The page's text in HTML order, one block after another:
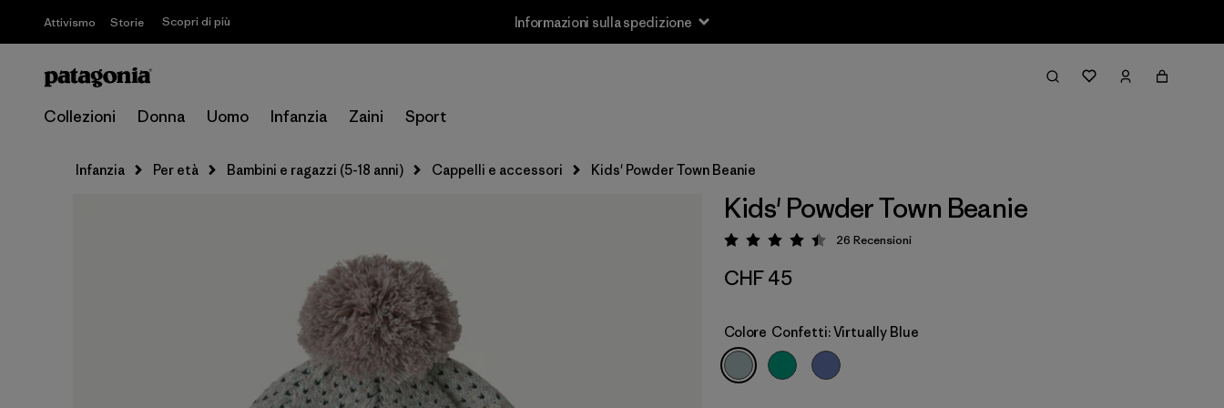
Attivismo Storie Scopri di più Informazioni sulla spedizione
Collezioni Donna Uomo Infanzia Zaini Sport
Infanzia Per età Bambini e ragazzi (5-18 anni) Cappelli e accessori Kids' Powder Town Beanie
Kids' Powder Town Beanie
Valutazione: 4.5 / 5
26 Recensioni
CHF 45
Colore Confetti: Virtually Blue